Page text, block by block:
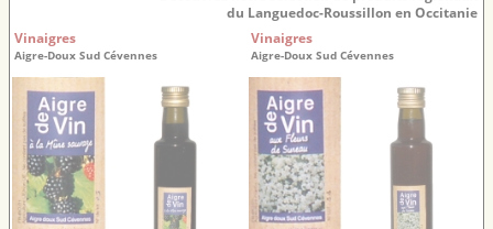
du Languedoc-Roussillon en Occitanie
Vinaigres
Aigre-Doux Sud Cévennes
Vinaigres
Aigre-Doux Sud Cévennes